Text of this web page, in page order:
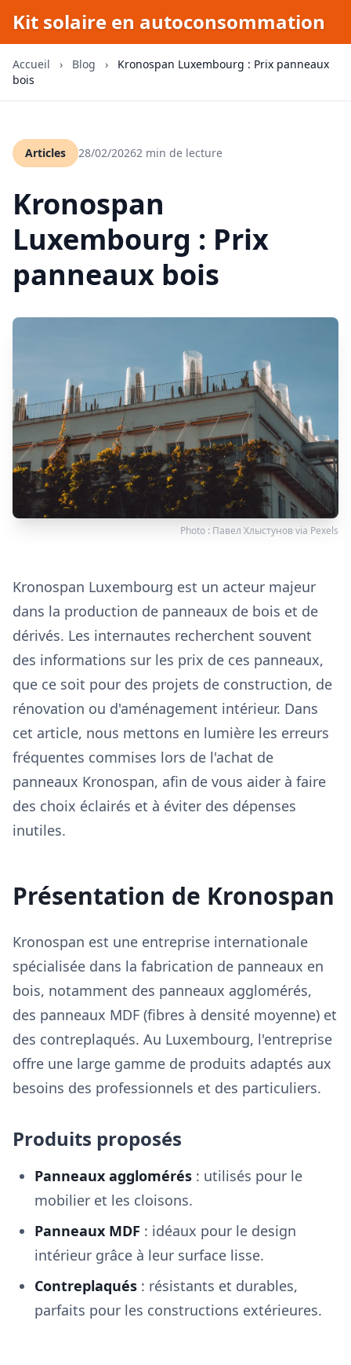
Kit solaire en autoconsommation
Accueil › Blog ›
Kronospan Luxembourg : Prix panneaux
bois
Articles 28/02/20262 min de lecture
Kronospan
Luxembourg : Prix
panneaux bois
Photo : Павел Хлыстуновvia Pexels
Kronospan Luxembourg est un acteur majeur
dans la production de panneaux de bois et de
dérivés. Les internautes recherchent souvent
des informations sur les prix de ces panneaux,
que ce soit pour des projets de construction, de
rénovation ou d'aménagement intérieur. Dans
cet article, nous mettons en lumière les erreurs
fréquentes commises lors de l'achat de
panneaux Kronospan, afin de vous aider à faire
des choix éclairés et à éviter des dépenses
inutiles.
Présentation de Kronospan
Kronospan est une entreprise internationale
spécialisée dans la fabrication de panneaux en
bois, notamment des panneaux agglomérés,
des panneaux MDF (fibres à densité moyenne) et
des contreplaqués. Au Luxembourg, l'entreprise
offre une large gamme de produits adaptés aux
besoins des professionnels et des particuliers.
Produits proposés
Panneaux agglomérés : utilisés pour le
mobilier et les cloisons.
Panneaux MDF : idéaux pour le design
intérieur grâce à leur surface lisse.
Contreplaqués : résistants et durables,
parfaits pour les constructions extérieures.